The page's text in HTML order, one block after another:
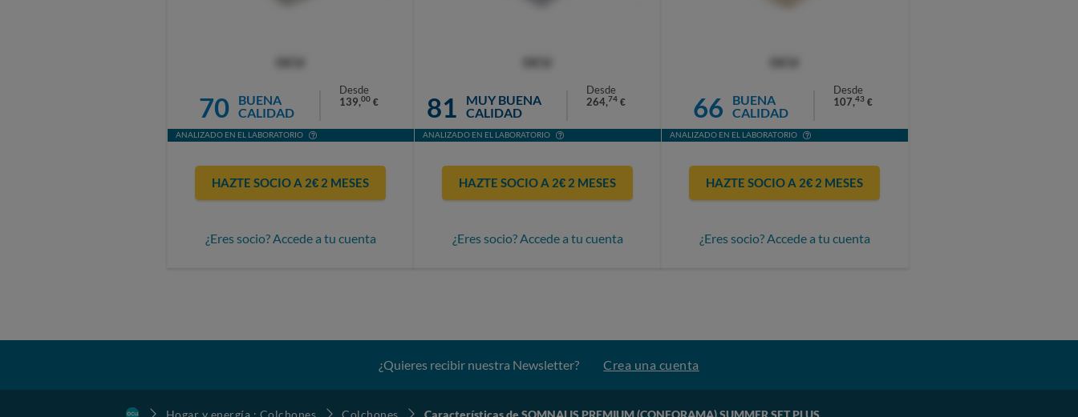
70
BUENA
CALIDAD
Desde
139,00 €
ANALIZADO EN EL LABORATORIO
HAZTE SOCIO A 2€ 2 MESES
¿Eres socio? Accede a tu cuenta
81
MUY BUENA
CALIDAD
Desde
264,74 €
ANALIZADO EN EL LABORATORIO
HAZTE SOCIO A 2€ 2 MESES
¿Eres socio? Accede a tu cuenta
66
BUENA
CALIDAD
Desde
107,43 €
ANALIZADO EN EL LABORATORIO
HAZTE SOCIO A 2€ 2 MESES
¿Eres socio? Accede a tu cuenta
¿Quieres recibir nuestra Newsletter? Crea una cuenta
Hogar y energía : Colchones Colchones Características de SOMNALIS PREMIUM (CONFORAMA) SUMMER SET PLUS